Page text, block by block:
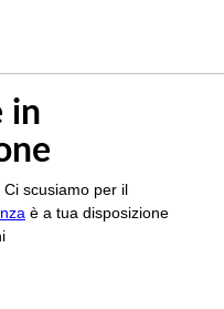
in
scusiamo per il
è a tua disposizione